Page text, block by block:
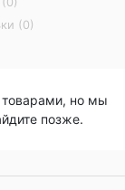
(0)
товарами, но мы
позже.